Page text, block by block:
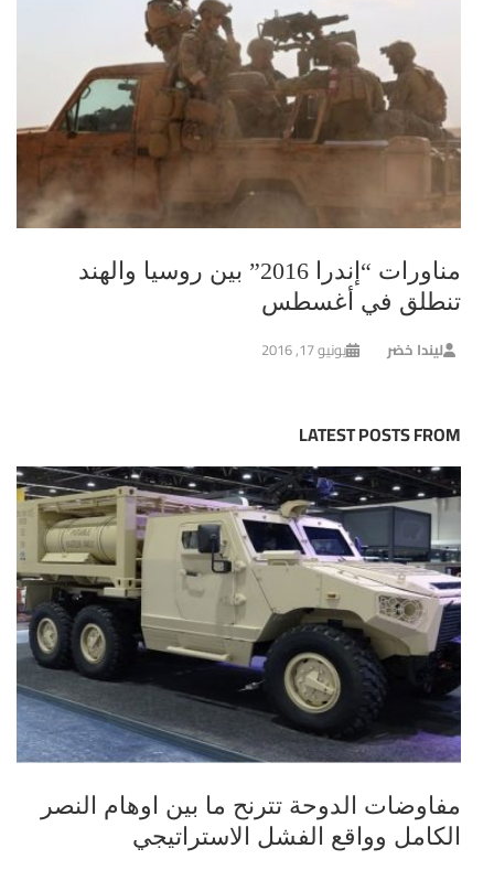
مناورات “إندرا 2016” بين روسيا والهند
تنطلق في أغسطس
ليندا خضر يونيو 17, 2016
LATEST POSTS FROM
مفاوضات الدوحة تترنح ما بين اوهام النصر
الكامل وواقع الفشل الاستراتيجي